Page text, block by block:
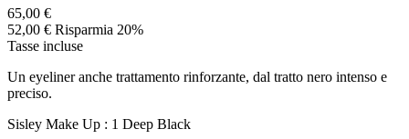
65,00 €
52,00 € Risparmia 20%
Tasse incluse
Un eyeliner anche trattamento rinforzante, dal tratto nero intenso e
preciso.
Sisley Make Up : 1 Deep Black